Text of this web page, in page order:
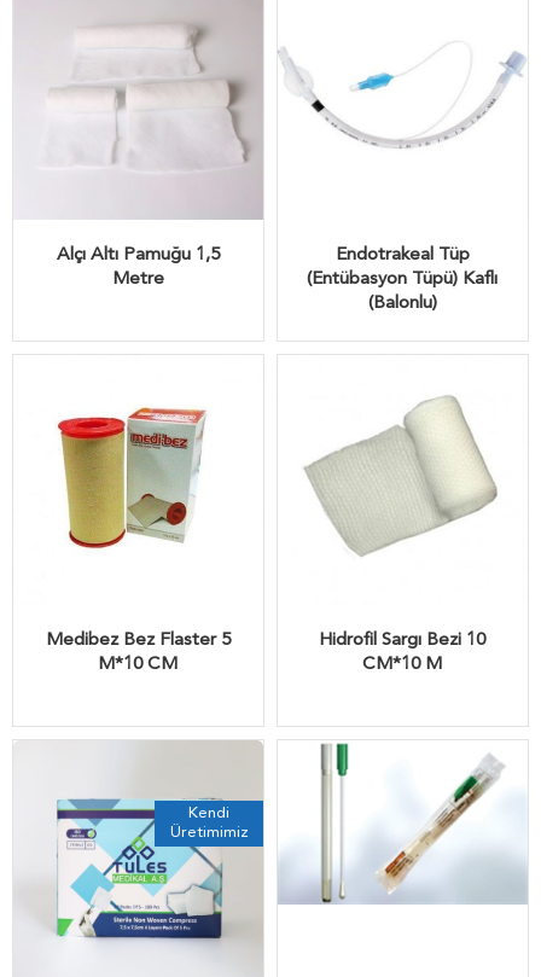
Alçı Altı Pamuğu 1,5
Metre
Endotrakeal Tüp
(Entübasyon Tüpü) Kaflı
(Balonlu)
Medibez Bez Flaster 5
M*10 CM
Hidrofil Sargı Bezi 10
CM*10 M
Kendi
Üretimimiz